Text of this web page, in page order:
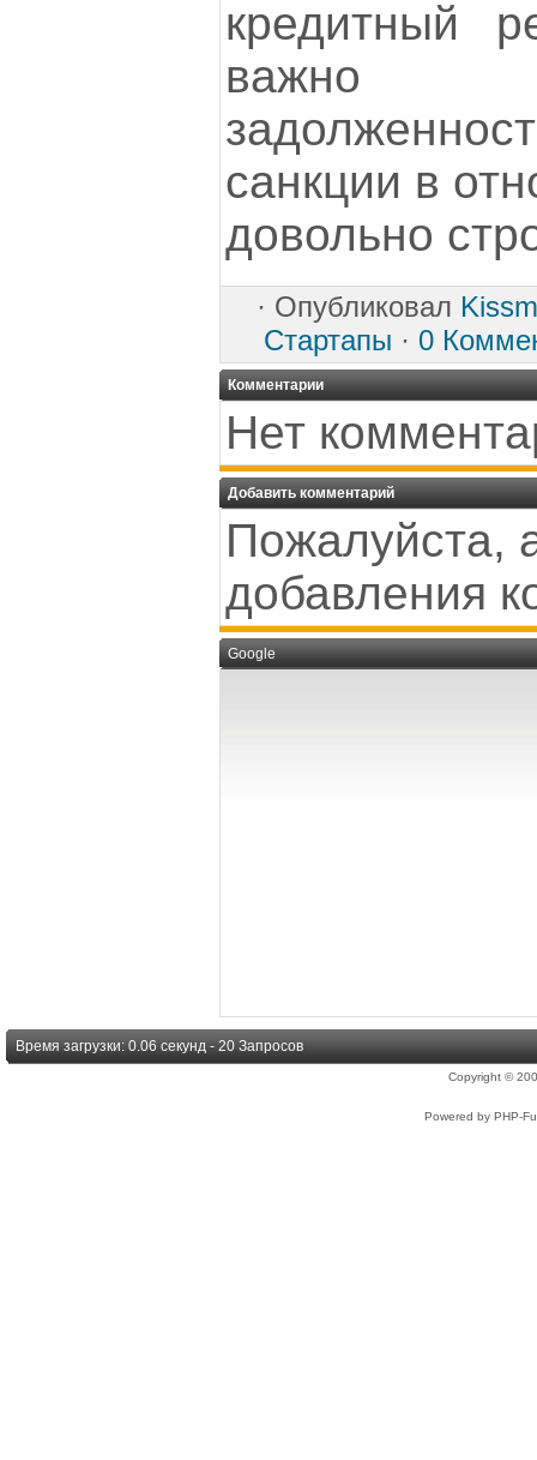
кредитный
важно
санкции в
довольно
· Опубликовал
Стартапы · 0
Комментарии
Нет
Добавить комментарий
Пожалуйста,
добавления
Google
Время загрузки: 0.06 секунд - 20 Запросов
Copyright ©
Powered by PHP-